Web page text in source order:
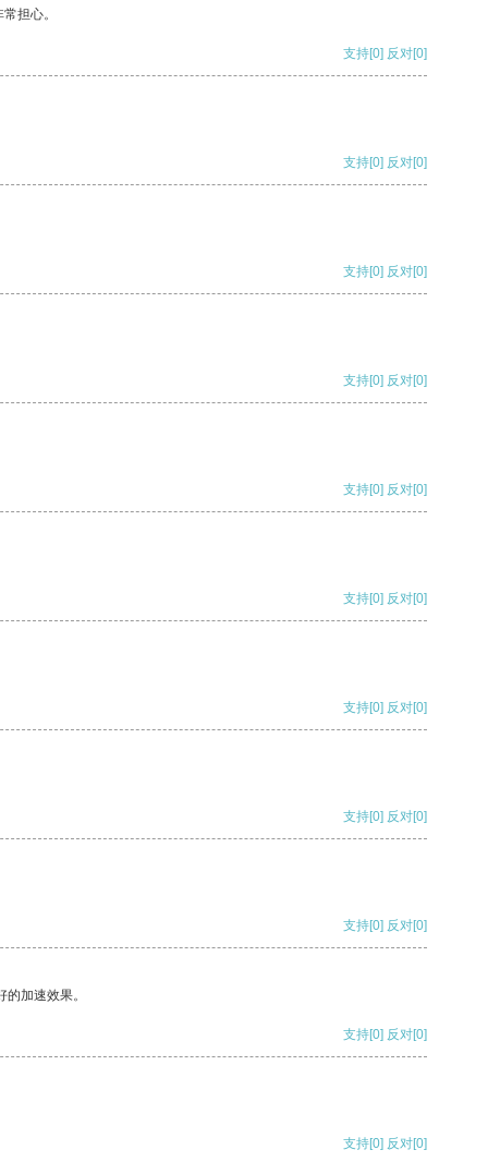
担心。
支持[0] 反对[0]
支持[0] 反对[0]
支持[0] 反对[0]
支持[0] 反对[0]
支持[0] 反对[0]
支持[0] 反对[0]
支持[0] 反对[0]
支持[0] 反对[0]
支持[0] 反对[0]
加速效果。
支持[0] 反对[0]
支持[0] 反对[0]